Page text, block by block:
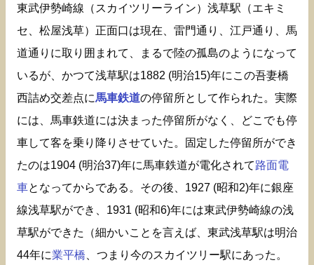
東武伊勢崎線（スカイツリーライン）浅草駅（エキミ
セ、松屋浅草）正面口は現在、雷門通り、江戸通り、馬
道通りに取り囲まれて、まるで陸の孤島のようになって
いるが、かつて浅草駅は1882 (明治15)年にこの吾妻橋
西詰め交差点に馬車鉄道の停留所として作られた。実際
には、馬車鉄道には決まった停留所がなく、どこでも停
車して客を乗り降りさせていた。固定した停留所ができ
たのは1904 (明治37)年に馬車鉄道が電化されて路面電
車となってからである。その後、1927 (昭和2)年に銀座
線浅草駅ができ、1931 (昭和6)年には東武伊勢崎線の浅
草駅ができた（細かいことを言えば、東武浅草駅は明治
44年に業平橋 、つまり今のスカイツリー駅にあった。